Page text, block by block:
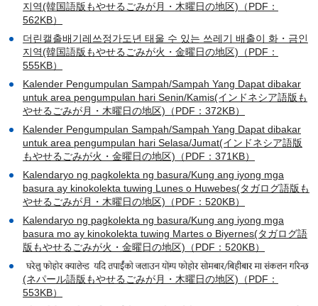
지역(韓国語版もやせるごみが月・木曜日の地区)（PDF：
562KB）
더린캘출배기레쓰정가도년 태울 수 있는 쓰레기 배출이 화・금인
지역(韓国語版もやせるごみが火・金曜日の地区)（PDF：
555KB）
Kalender Pengumpulan Sampah/Sampah Yang Dapat dibakar
untuk area pengumpulan hari Senin/Kamis(インドネシア語版も
やせるごみが月・木曜日の地区)（PDF：372KB）
Kalender Pengumpulan Sampah/Sampah Yang Dapat dibakar
untuk area pengumpulan hari Selasa/Jumat(インドネシア語版
もやせるごみが火・金曜日の地区)（PDF：371KB）
Kalendaryo ng pagkolekta ng basura/Kung ang iyong mga
basura ay kinokolekta tuwing Lunes o Huwebes(タガログ語版も
やせるごみが月・木曜日の地区)（PDF：520KB）
Kalendaryo ng pagkolekta ng basura/Kung ang iyong mga
basura mo ay kinokolekta tuwing Martes o Biyernes(タガログ語
版もやせるごみが火・金曜日の地区)（PDF：520KB）
(ネパール語版もやせるごみが月・木曜日の地区)（PDF：
553KB）